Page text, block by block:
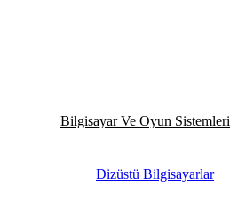
Bilgisayar Ve Oyun Sistemleri
Dizüstü Bilgisayarlar